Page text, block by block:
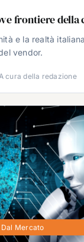
frontiere
e la realtà
vendor.
A cura della redazione
Dal Mercato